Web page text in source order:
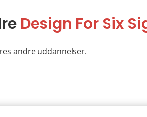
Design For Six
andre uddannelser.